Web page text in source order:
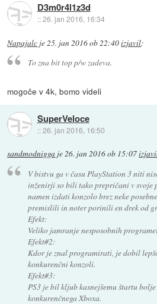
D3m0r4l1z3d
::26. jan 2016, 16:34
Napajalc je25. jan 2016 ob 22:40izjavil:
To zna bit top p/w zadeva.
mogoče v 4k, bomo videli
SuperVeloce
::26. jan 2016, 16:50
sandmodnigga je26. jan 2016 ob 15:07
V bistvu ga v času PlayStation 3 niti
inženirji so bili tako prepričani v svoje
namen izdati konzolo brez neke
premislili in noter porinili en drek od
Efekt:
Veliko jamranje nesposobnih
Efekt#2:
Kdor je znal programirati, je dobil
konkurenčni konzoli.
Efekt#3:
PS3 je bil kljub kasnejšemu štartu
konkurenčnega Xboxa.